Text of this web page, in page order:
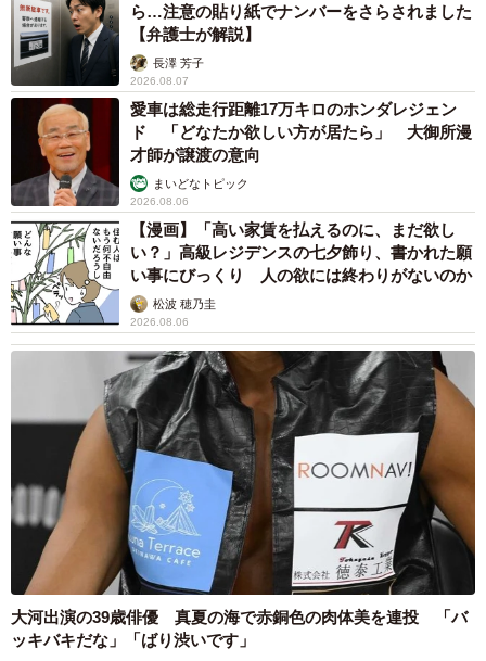
”兄猫”ミイタくんとツーショット、にこたくん（ぬっこさん提供、
Instagramよりキャプチャ撮影）
”秘密のベッド”をぬっこさんに見つかってしまった、にこた
くん。少し年上の”兄猫”ミイタくん（11カ月）と程よい距離
ら…注意の貼り紙でナンバーをさらされました
【弁護士が解説】
長澤 芳子
2026.08.07
愛車は総走行距離17万キロのホンダレジェン
ド 「どなたか欲しい方が居たら」 大御所漫
才師が譲渡の意向
まいどなトピック
2026.08.06
【漫画】「高い家賃を払えるのに、まだ欲し
い？」高級レジデンスの七夕飾り、書かれた願
い事にびっくり 人の欲には終わりがないのか
松波 穂乃圭
2026.08.06
大河出演の39歳俳優 真夏の海で赤銅色の肉体美を連投 「バ
ッキバキだな」「ばり渋いです」